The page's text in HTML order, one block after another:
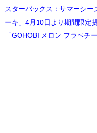
スターバックス：サマーシ
ーキ」4月10日より期間限定
「GOHOBI メロン フラペチ